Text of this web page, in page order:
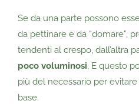
Se da una parte possono
da pettinare e da “domare”,
tendenti al crespo, dall’altra
poco voluminosi. E questo
più del necessario per
base.